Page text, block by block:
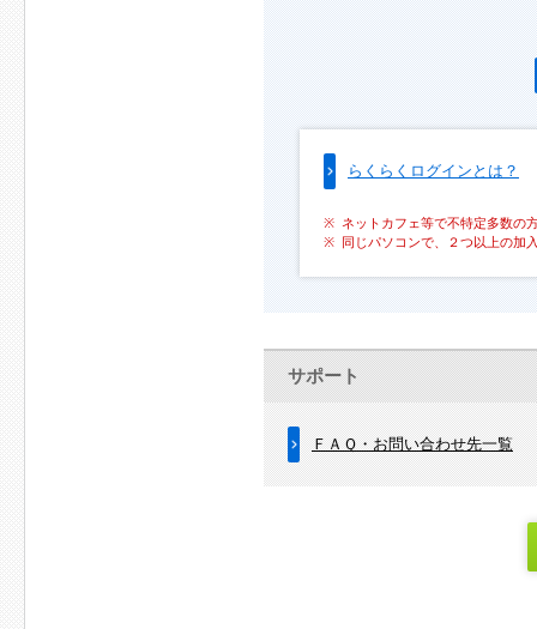
らくらくログインとは？
ネットカフェ等で不特定多数の
同じパソコンで、２つ以上の加
サポート
ＦＡＱ・お問い合わせ先一覧